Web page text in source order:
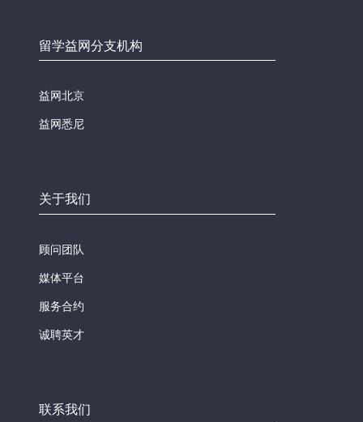
留学益网分支机构
益网北京
益网悉尼
关于我们
顾问团队
媒体平台
服务合约
诚聘英才
联系我们